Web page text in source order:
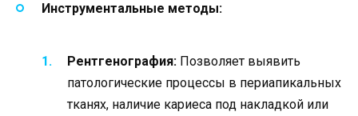
Инструментальные методы:
Рентгенография: Позволяет выявить
патологические процессы в периапикальных
тканях, наличие кариеса под накладкой или